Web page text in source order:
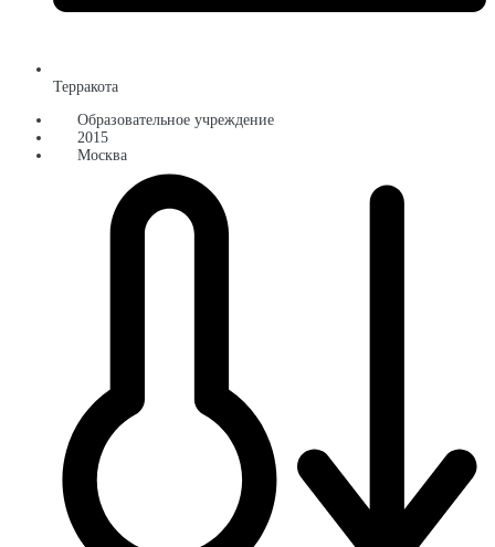
Терракота
Образовательное учреждение
2015
Москва